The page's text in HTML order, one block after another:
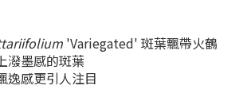
'Variegated' 斑葉飄帶火鶴
潑墨感的斑葉
逸感更引人注目